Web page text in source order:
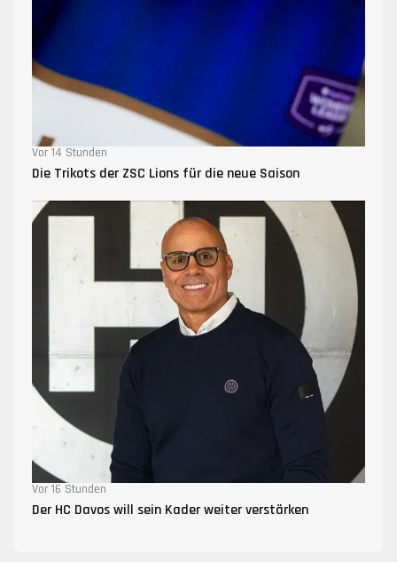
Vor 14 Stunden
Die Trikots der ZSC Lions für die neue Saison
Vor 16 Stunden
Der HC Davos will sein Kader weiter verstärken